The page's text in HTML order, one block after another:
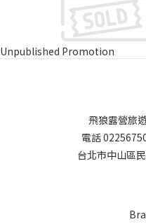
Unpublished Promotion
飛狼露營旅
電話
台北市中山區